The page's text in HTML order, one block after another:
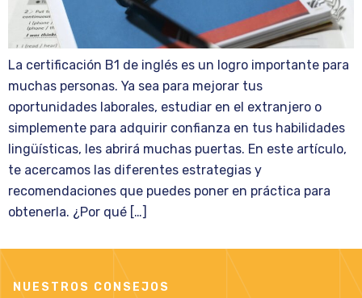
La certificación B1 de inglés es un logro importante para
muchas personas. Ya sea para mejorar tus
oportunidades laborales, estudiar en el extranjero o
simplemente para adquirir confianza en tus habilidades
lingüísticas, les abrirá muchas puertas. En este artículo,
te acercamos las diferentes estrategias y
recomendaciones que puedes poner en práctica para
obtenerla. ¿Por qué […]
NUESTROS CONSEJOS